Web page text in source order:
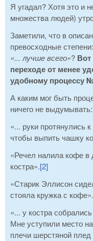
Я угадал? Хотя это и
множества людей)
Заметили, что в
превосходные степени:
«... лучше всего»?
переходе от менее
удобному процессу
А каким мог быть
ничего не выдумывать:
«... руки протянулись
чтобы выпить чашку
«Речел налила кофе в
костра».[2]
«Старик Эллисон
стояла кружка с кофе».
«... у костра
Мне уступили место
плечи шерстяной плед